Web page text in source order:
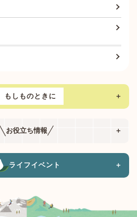
もしものときに ＋
お役立ち情報 ＋
ライフイベント ＋